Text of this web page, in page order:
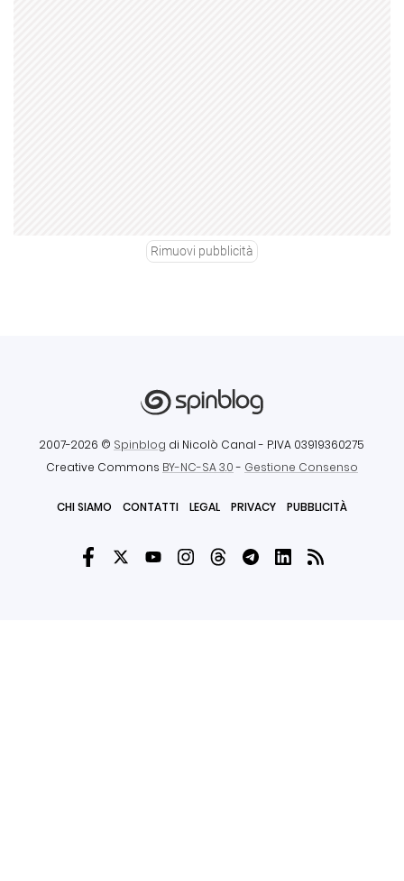
Rimuovi pubblicità
2007-2026 © Spinblog di Nicolò Canal - P.IVA 03919360275
Creative Commons BY-NC-SA 3.0- Gestione Consenso
CHI SIAMO CONTATTI LEGAL PRIVACY PUBBLICITÀ